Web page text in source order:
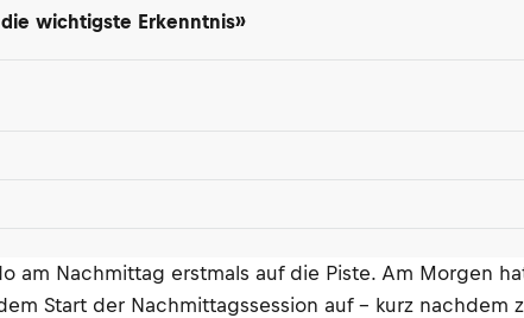
wichtigste Erkenntnis»
am Nachmittag erstmals auf die Piste. Am Morgen
Start der Nachmittagssession auf – kurz